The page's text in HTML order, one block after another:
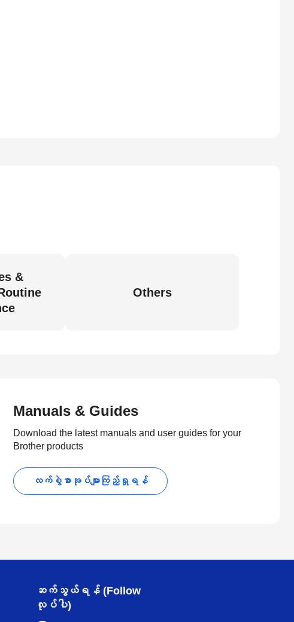
&
Others
Manuals & Guides
Download the latest manuals and user guides for your
Brother products
လက်စွဲစာအုပ်များကြည့်ရှုရန်
ဆက်သွယ်ရန် (Follow
လုပ်ပါ)